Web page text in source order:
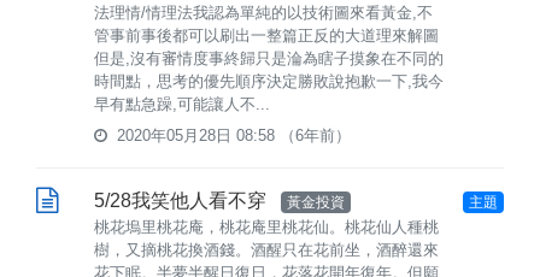
法理情/情理法我認為單純的以技術圖來看黃金,不
管事前事後都可以刷出一整篇正反的大道理來解圖
但是,沒有審情度事終歸只是淪為瞎子摸象在不同的
時間點，思考的優先順序決定勝敗說抱歉一下,我今
早有點急躁,可能讓人不...
2020年05月28日 08:58
（6年前）
5/28我笑他人看不穿 黃金投資
桃花塢里桃花庵，桃花庵里桃花仙。桃花仙人種桃
樹，又摘桃花換酒錢。酒醒只在花前坐，酒醉還來
花下眠。半夢半醒日復日，花落花開年復年。但願
主題